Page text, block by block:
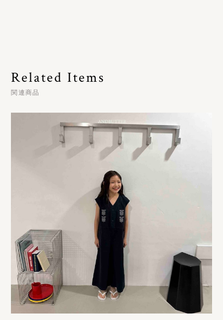
Related Items
関連商品